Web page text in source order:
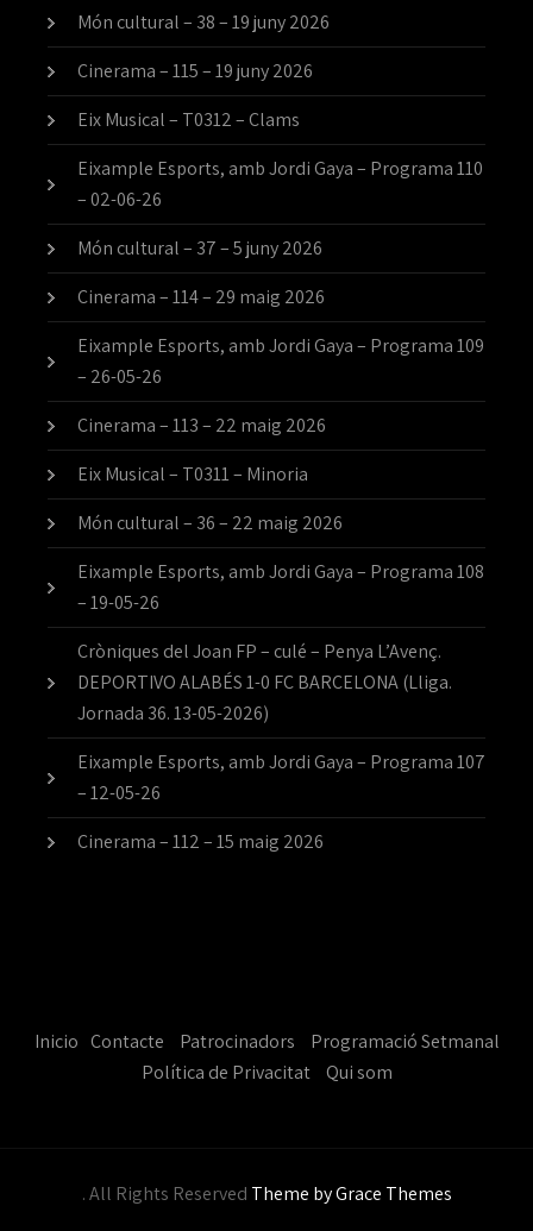
Món cultural – 38 – 19 juny 2026
Cinerama – 115 – 19 juny 2026
Eix Musical – T0312 – Clams
Eixample Esports, amb Jordi Gaya – Programa 110
– 02-06-26
Món cultural – 37 – 5 juny 2026
Cinerama – 114 – 29 maig 2026
Eixample Esports, amb Jordi Gaya – Programa 109
– 26-05-26
Cinerama – 113 – 22 maig 2026
Eix Musical – T0311 – Minoria
Món cultural – 36 – 22 maig 2026
Eixample Esports, amb Jordi Gaya – Programa 108
– 19-05-26
Cròniques del Joan FP – culé – Penya L’Avenç.
DEPORTIVO ALABÉS 1-0 FC BARCELONA (Lliga.
Jornada 36. 13-05-2026)
Eixample Esports, amb Jordi Gaya – Programa 107
– 12-05-26
Cinerama – 112 – 15 maig 2026
Inicio Contacte Patrocinadors
Programació Setmanal
Política de Privacitat
Qui som
. All Rights Reserved Theme by Grace Themes